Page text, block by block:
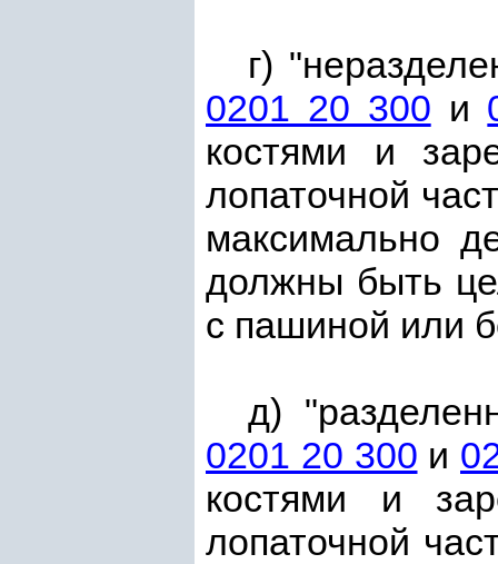
г)
0201 20 300 и
костями и
лопаточной
максимально
должны быть
с пашиной или
д)
0201 20 300 и
костями и
лопаточной